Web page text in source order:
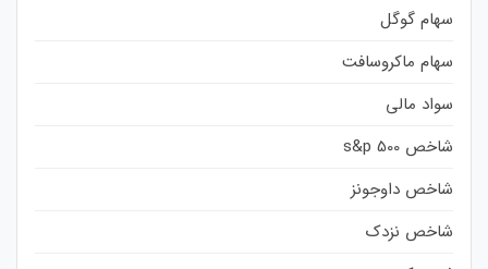
سهام گوگل
سهام ماکروسافت
سواد مالی
شاخص s&p 500
شاخص داوجونز
شاخص نزدک